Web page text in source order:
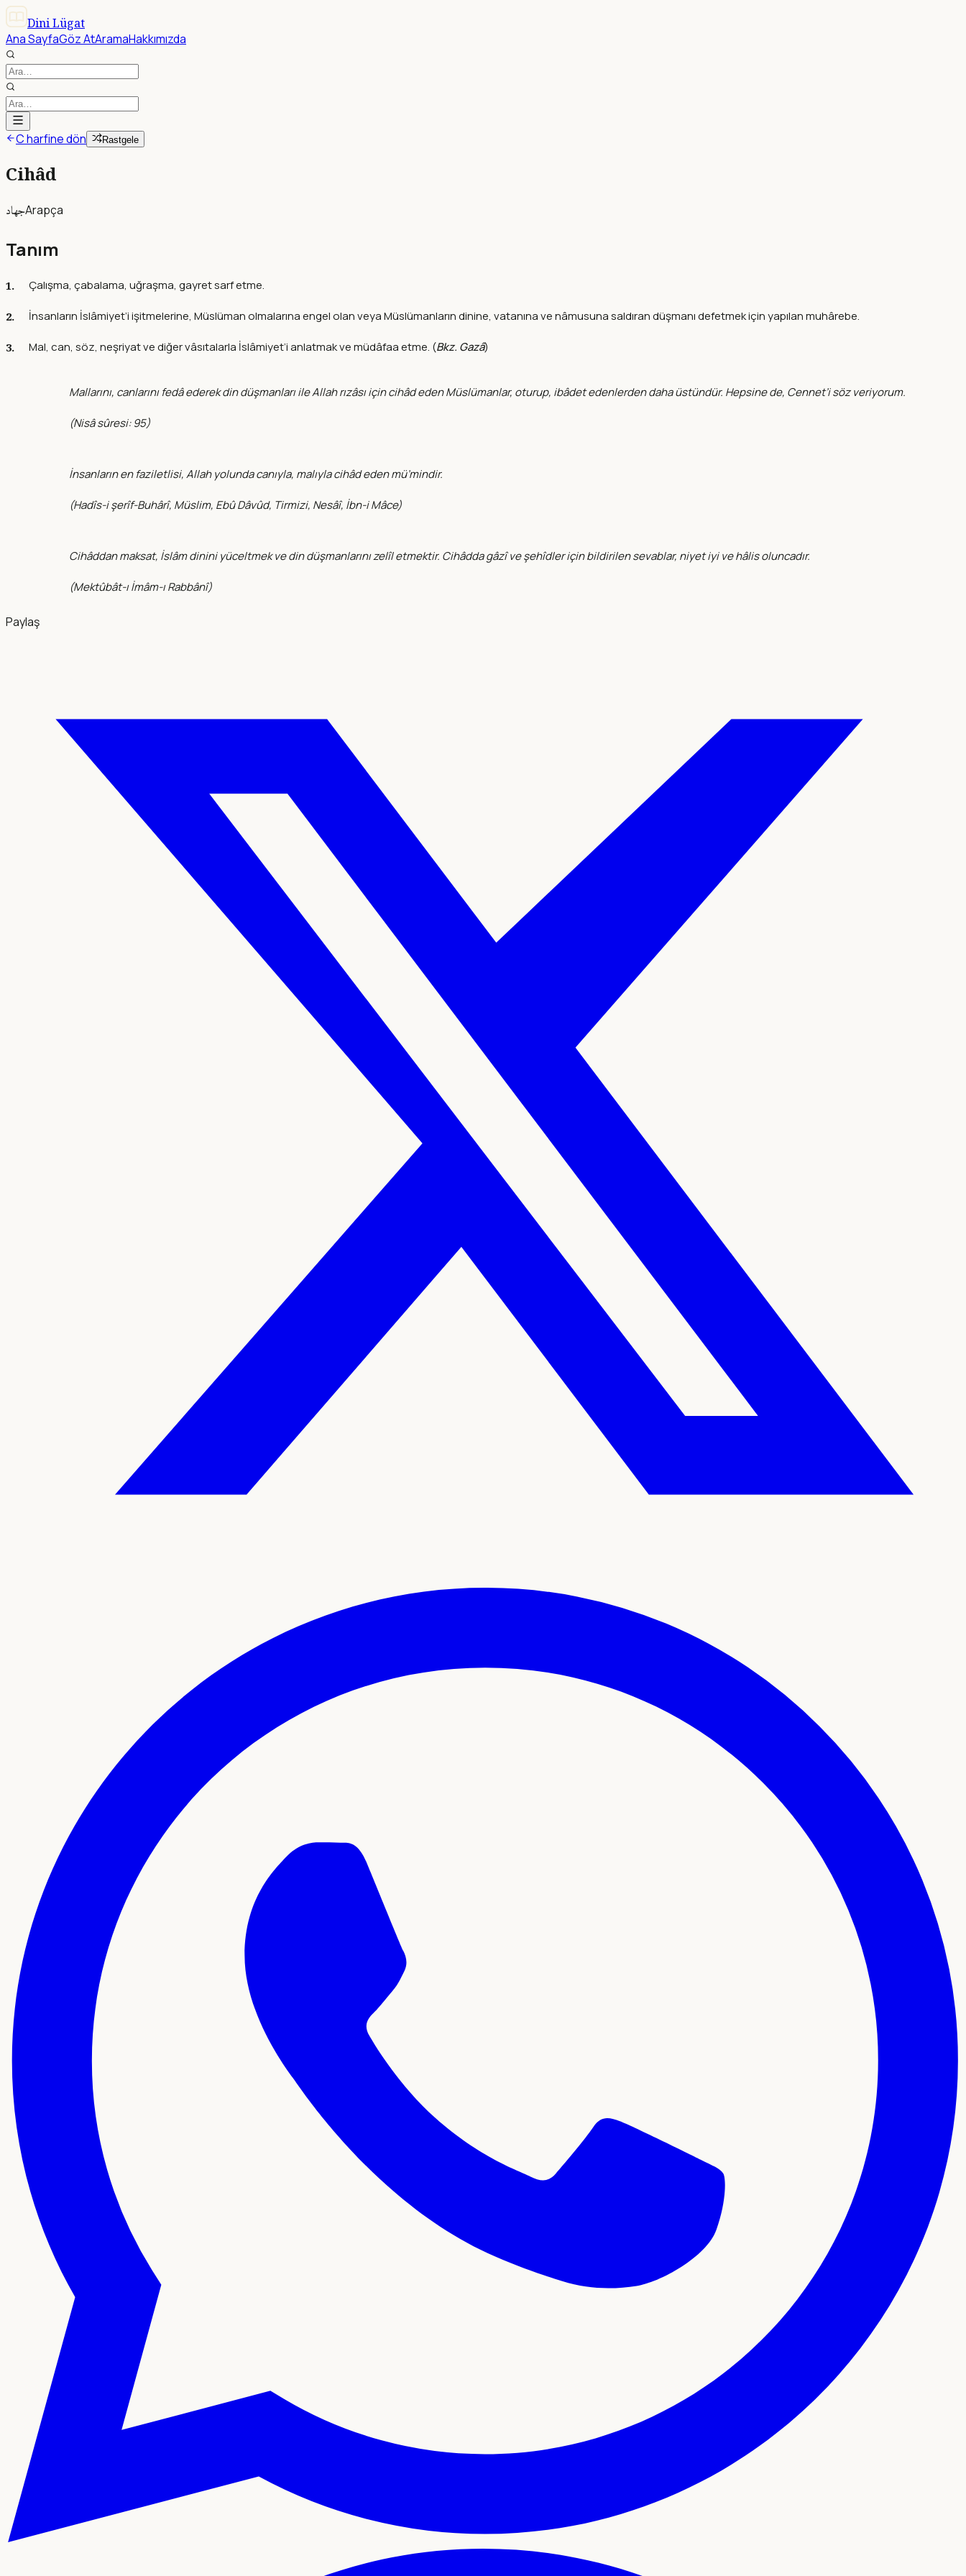
Dini Lügat
Ana SayfaGöz AtAramaHakkımızda
C harfine dön Rastgele
Cihâd
جهادArapça
Tanım
Çalışma, çabalama, uğraşma, gayret sarf etme.
İnsanların İslâmiyet’i işitmelerine, Müslüman olmalarına engel olan veya Müslümanların dinine, vatanına ve nâmusuna saldıran düşmanı defetmek için yapılan muhârebe.
Mal, can, söz, neşriyat ve diğer vâsıtalarla İslâmiyet’i anlatmak ve müdâfaa etme. (Bkz. Gazâ)
Mallarını, canlarını fedâ ederek din düşmanları ile Allah rızâsı için cihâd eden Müslümanlar, oturup, ibâdet edenlerden daha üstündür. Hepsine de, Cennet’i söz veriyorum.
(Nisâ sûresi: 95)
İnsanların en faziletlisi, Allah yolunda canıyla, malıyla cihâd eden mü’mindir.
(Hadîs-i şerîf-Buhârî, Müslim, Ebû Dâvûd, Tirmizi, Nesâî, İbn-i Mâce)
Cihâddan maksat, İslâm dinini yüceltmek ve din düşmanlarını zelîl etmektir. Cihâdda gâzî ve şehîdler için bildirilen sevablar, niyet iyi ve hâlis oluncadır.
(Mektûbât-ı İmâm-ı Rabbânî)
Paylaş